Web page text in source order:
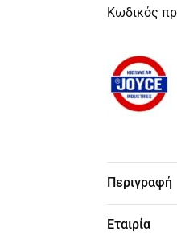
Κωδικός
Περιγραφή
Εταιρία